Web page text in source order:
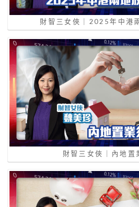
財智三女俠｜2025年中港
財智三女俠｜內地置